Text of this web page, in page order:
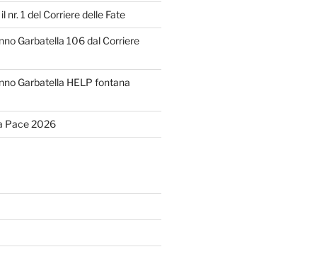
nr. 1 del Corriere delle Fate
Garbatella 106 dal Corriere
Garbatella HELP fontana
Pace 2026